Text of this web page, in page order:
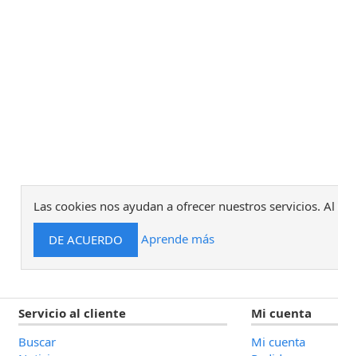
Las cookies nos ayudan a ofrecer nuestros servicios.
Aprende más
Servicio al cliente
Buscar
Mi cuenta
Mi cuenta